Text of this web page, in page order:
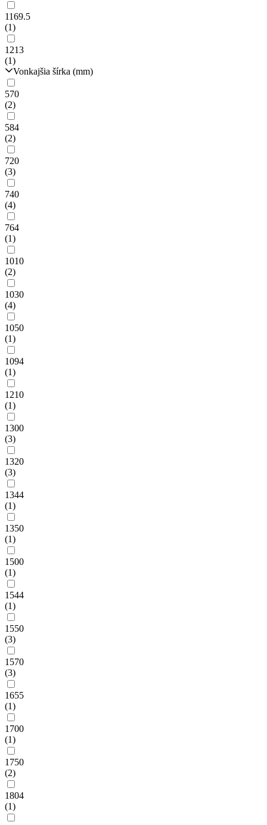
1169.5
(1)
1213
(1)
Vonkajšia šírka (mm)
570
(2)
584
(2)
720
(3)
740
(4)
764
(1)
1010
(2)
1030
(4)
1050
(1)
1094
(1)
1210
(1)
1300
(3)
1320
(3)
1344
(1)
1350
(1)
1500
(1)
1544
(1)
1550
(3)
1570
(3)
1655
(1)
1700
(1)
1750
(2)
1804
(1)